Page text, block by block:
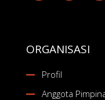
ORGANISASI
Profil
Anggota